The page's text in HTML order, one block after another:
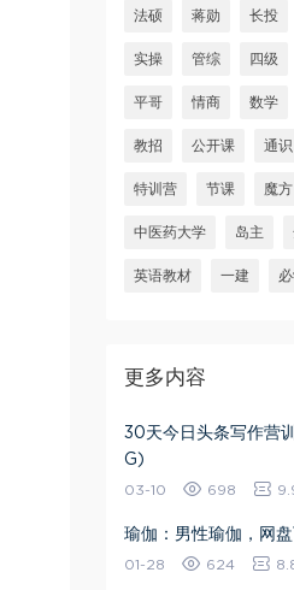
法硕 蒋勋 长投
实操 管综 四级
平哥 情商 数学
教招 公开课 通识
特训营 节课 魔方
中医药大学 岛主
英语教材 一建
更多内容
30天今日头条写作营
G)
03-10 698
瑜伽：男性瑜伽，网
01-28 624